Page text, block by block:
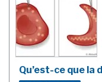
Qu’est-ce que la